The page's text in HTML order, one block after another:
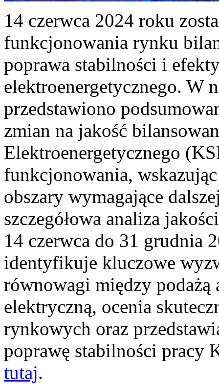
14 czerwca 2024 roku
funkcjonowania rynku
poprawa stabilności i
elektroenergetycznego. W
przedstawiono
zmian na jakość
Elektroenergetycznego
funkcjonowania,
obszary wymagające
szczegółowa analiza
14 czerwca do 31 grudnia
identyfikuje kluczowe
równowagi między podażą
elektryczną, ocenia
rynkowych oraz
poprawę stabilności pracy
tutaj.